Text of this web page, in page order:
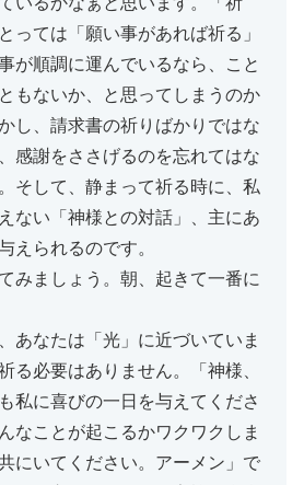
っては「願い事があれば祈る」
が順調に運んでいるなら、こと
もないか、と思ってしまうのか
し、請求書の祈りばかりではな
感謝をささげるのを忘れてはな
そして、静まって祈る時に、私
ない「神様との対話」、主にあ
えられるのです。
みましょう。朝、起きて一番に
あなたは「光」に近づいていま
る必要はありません。「神様、
私に喜びの一日を与えてくださ
なことが起こるかワクワクしま
にいてください。アーメン」で